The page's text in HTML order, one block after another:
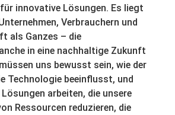
innovative Lösungen. Es liegt
Verbrauchern und
als Ganzes – die
in eine nachhaltige Zukunft
uns bewusst sein, wie der
Technologie beeinflusst, und
arbeiten, die unsere
Ressourcen reduzieren, die